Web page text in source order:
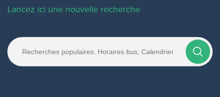
Lancez ici une nouvelle recherche